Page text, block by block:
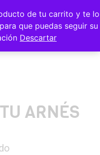
de tu carrito y te lo
que puedas seguir su
Descartar
ARNÉS